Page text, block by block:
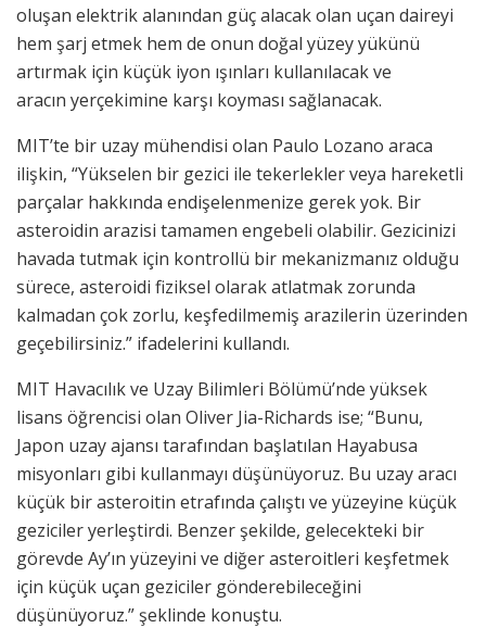
oluşan elektrik alanından güç alacak olan uçan daireyi
hem şarj etmek hem de onun doğal yüzey yükünü
artırmak için küçük iyon ışınları kullanılacak ve
aracın yerçekimine karşı koyması sağlanacak.
MIT’te bir uzay mühendisi olan Paulo Lozano araca
ilişkin, “Yükselen bir gezici ile tekerlekler veya hareketli
parçalar hakkında endişelenmenize gerek yok. Bir
asteroidin arazisi tamamen engebeli olabilir. Gezicinizi
havada tutmak için kontrollü bir mekanizmanız olduğu
sürece, asteroidi fiziksel olarak atlatmak zorunda
kalmadan çok zorlu, keşfedilmemiş arazilerin üzerinden
geçebilirsiniz.” ifadelerini kullandı.
MIT Havacılık ve Uzay Bilimleri Bölümü’nde yüksek
lisans öğrencisi olan Oliver Jia-Richards ise; “Bunu,
Japon uzay ajansı tarafından başlatılan Hayabusa
misyonları gibi kullanmayı düşünüyoruz. Bu uzay aracı
küçük bir asteroitin etrafında çalıştı ve yüzeyine küçük
geziciler yerleştirdi. Benzer şekilde, gelecekteki bir
görevde Ay’ın yüzeyini ve diğer asteroitleri keşfetmek
için küçük uçan geziciler gönderebileceğini
düşünüyoruz.” şeklinde konuştu.